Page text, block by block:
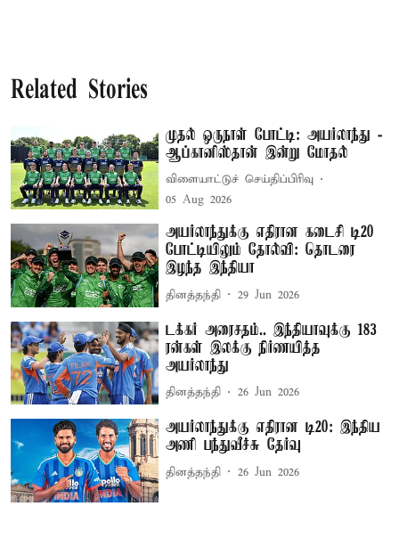
Related Stories
முதல் ஒருநாள் போட்டி: அயர்லாந்து -
ஆப்கானிஸ்தான் இன்று மோதல்
விளையாட்டுச் செய்திப்பிரிவு
05 Aug 2026
அயர்லாந்துக்கு எதிரான கடைசி டி20
போட்டியிலும் தோல்வி: தொடரை
இழந்த இந்தியா
தினத்தந்தி 29 Jun 2026
டக்கர் அரைசதம்.. இந்தியாவுக்கு 183
ரன்கள் இலக்கு நிர்ணயித்த
அயர்லாந்து
தினத்தந்தி 26 Jun 2026
அயர்லாந்துக்கு எதிரான டி20: இந்திய
அணி பந்துவீச்சு தேர்வு
தினத்தந்தி 26 Jun 2026